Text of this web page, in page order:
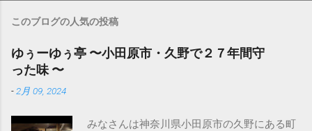
このブログの人気の投稿
ゆぅーゆぅ亭 〜小田原市・久野で２７年間守
った味 〜
- 2月 09, 2024
みなさんは神奈川県小田原市の久野にある町